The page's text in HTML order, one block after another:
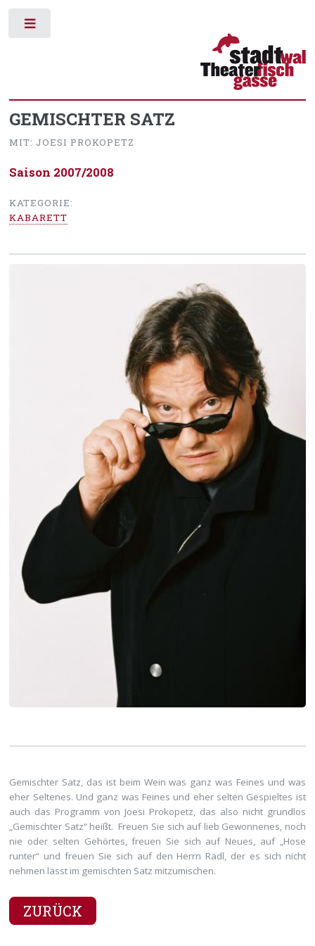
GEMISCHTER SATZ
MIT: JOESI PROKOPETZ
Saison 2007/2008
KATEGORIE:
KABARETT
Gemischter Satz, das ist beim Wein was ganz was Feines und was
eher Seltenes. Und ganz was Feines und eher selten Gespieltes ist
auch das Programm von Joesi Prokopetz, das also nicht grundlos
„Gemischter Satz“ heißt. Freuen Sie sich auf lieb Gewonnenes, noch
nie oder selten Gehörtes, freuen Sie sich auf Neues, auf „Hose
runter“ und freuen Sie sich auf den Herrn Rädl, der es sich nicht
nehmen lässt im gemischten Satz mitzumischen.
ZURÜCK